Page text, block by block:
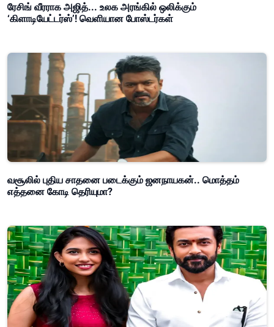
ரேசிங் வீரராக அஜித்... உலக அரங்கில் ஒலிக்கும்
‘கிளாடியேட்டர்ஸ்’! வெளியான போஸ்டர்கள்
வசூலில் புதிய சாதனை படைக்கும் ஜனநாயகன்.. மொத்தம்
எத்தனை கோடி தெரியுமா?